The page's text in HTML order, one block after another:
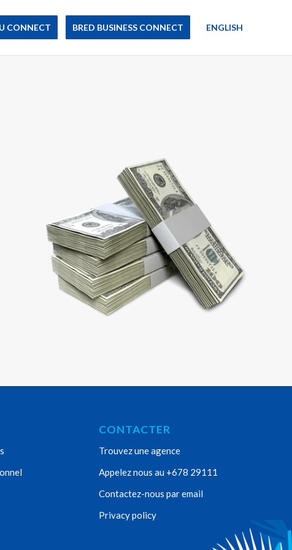
CONNECT BRED BUSINESS CONNECT ENGLISH
CONTACTER
Trouvez une agence
Appelez nous au +678 29111
Contactez-nous par email
Privacy policy